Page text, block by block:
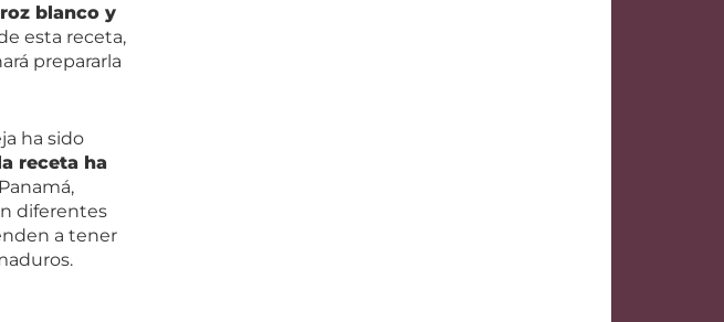
blanco y
esta receta,
prepararla
ha sido
receta ha
diferentes
a tener